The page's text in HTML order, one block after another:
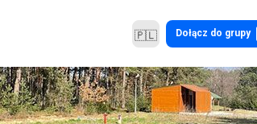
🇵🇱 Dołącz do grupy